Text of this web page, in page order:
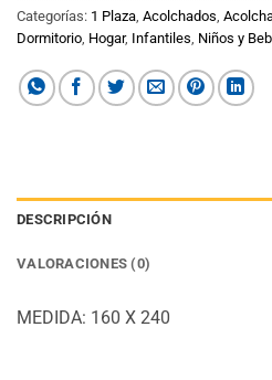
Categorías: 1 Plaza, Acolchados,
Dormitorio, Hogar, Infantiles, Niños y
DESCRIPCIÓN
VALORACIONES (0)
MEDIDA: 160 X 240